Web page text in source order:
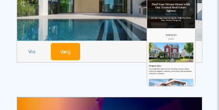
Vis Vælg